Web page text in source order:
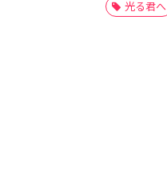
光る君へ